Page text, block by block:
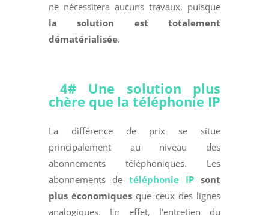
ne nécessitera aucuns travaux, puisque
la solution est totalement
dématérialisée.
4# Une solution plus
chère que la téléphonie IP
La différence de prix se situe
principalement au niveau des
abonnements téléphoniques. Les
abonnements de téléphonie IP sont
plus économiquesque ceux des lignes
analogiques. En effet, l’entretien du